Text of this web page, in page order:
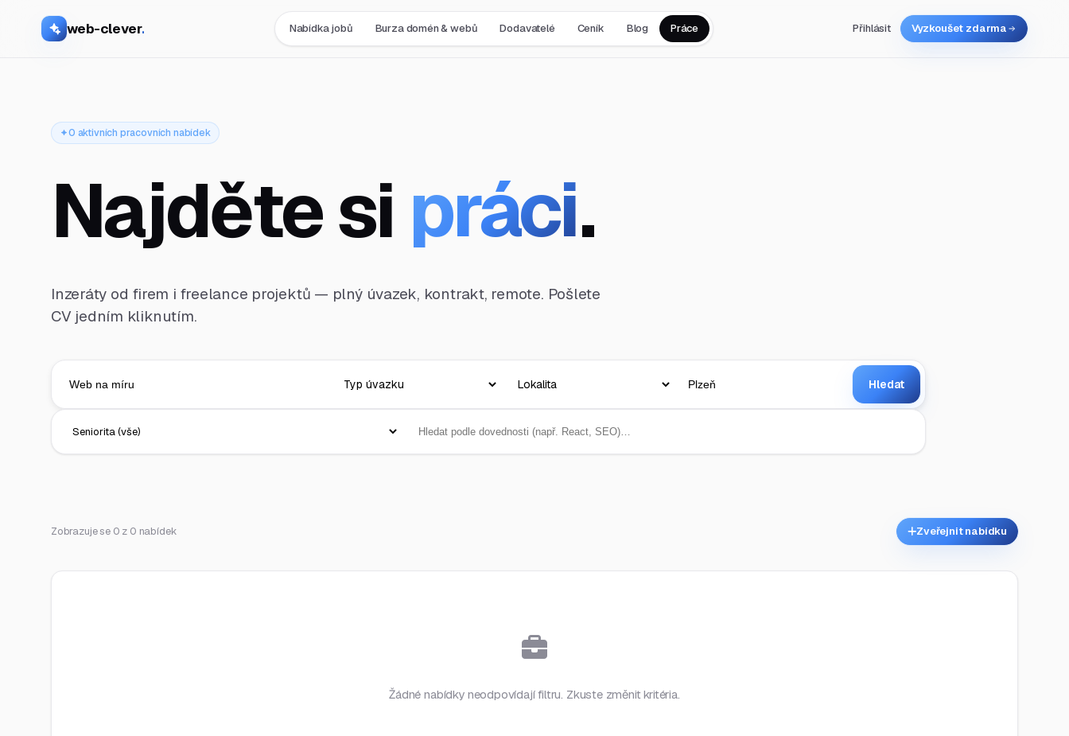
web-clever. Nabídka jobů Burza domén & webů Dodavatelé Ceník Blog Práce Přihlásit Vyzkoušet zdarma
0 aktivních pracovních nabídek
Najděte si práci.
Inzeráty od firem i freelance projektů — plný úvazek, kontrakt, remote. Pošlete
CV jedním kliknutím.
Hledat
Zobrazuje se 0 z 0 nabídek Zveřejnit nabídku
Žádné nabídky neodpovídají filtru. Zkuste změnit kritéria.